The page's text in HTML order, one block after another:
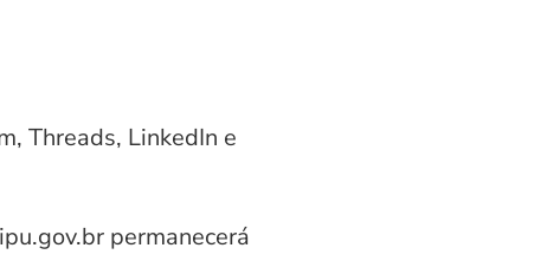
Threads, LinkedIn e
permanecerá